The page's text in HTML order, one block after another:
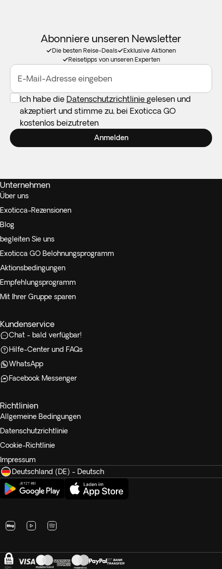
Abonniere unseren Newsletter
Die besten Reise-Deals
Exklusive Aktionen
Reisetipps von unseren Experten
E-Mail-Adresse eingeben
Ich habe die Datenschutzrichtlinie gelesen und
akzeptiert und stimme zu, bei Exoticca GO
kostenlos beizutreten
Anmelden
Unternehmen
Über uns
Exoticca-Rezensionen
Blog
begleiten Sie uns
Exoticca GO Belohnungsprogramm
Aktionsbedingungen
Empfehlungsprogramm
Mit Ihrer Gruppe sparen
Kundenservice
Chat - bald verfügbar!
Hilfe-Center und FAQs
WhatsApp
Facebook Messenger
Richtlinien
Allgemeine Bedingungen
Datenschutzrichtlinie
Cookie-Richtlinie
Impressum
Deutschland (DE) - Deutsch